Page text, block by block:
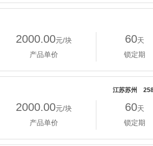
2000.00元/块
产品单价
60天
锁定期
江苏苏州
2000.00元/块
产品单价
60天
锁定期